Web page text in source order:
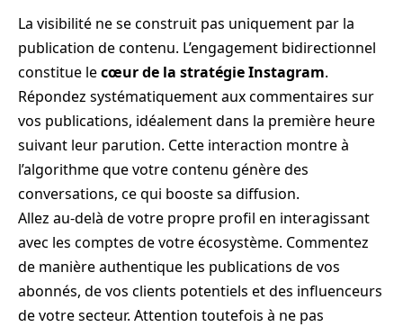
La visibilité ne se construit pas uniquement par la
publication de contenu. L’engagement bidirectionnel
constitue lecœur de la stratégie Instagram.
Répondez systématiquement aux commentaires sur
vos publications, idéalement dans la première heure
suivant leur parution. Cette interaction montre à
l’algorithme que votre contenu génère des
conversations, ce qui booste sa diffusion.
Allez au-delà de votre propre profil en interagissant
avec les comptes de votre écosystème. Commentez
de manière authentique les publications de vos
abonnés, de vos clients potentiels et des influenceurs
de votre secteur. Attention toutefois à ne pas